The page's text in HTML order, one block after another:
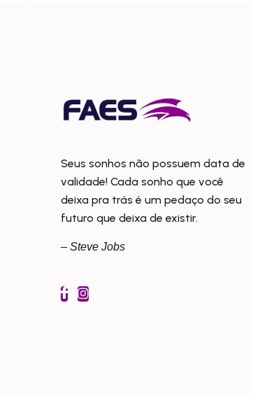
Seus sonhos não possuem data de
validade! Cada sonho que você
deixa pra trás é um pedaço do seu
futuro que deixa de existir.
– Steve Jobs